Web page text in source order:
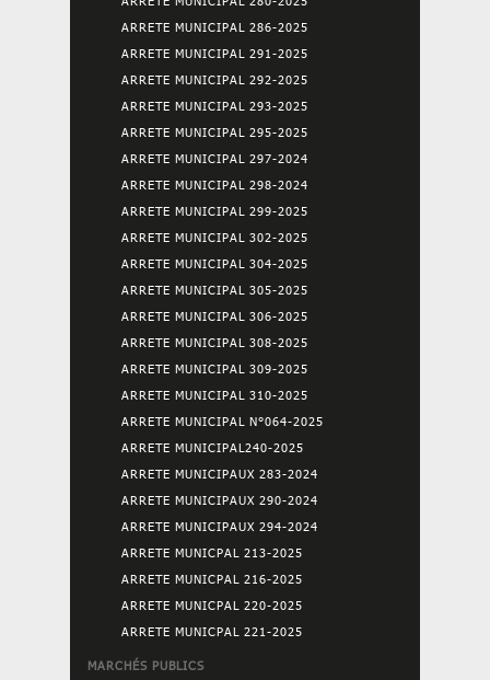
ARRETE MUNICIPAL 286-2025
ARRETE MUNICIPAL 291-2025
ARRETE MUNICIPAL 292-2025
ARRETE MUNICIPAL 293-2025
ARRETE MUNICIPAL 295-2025
ARRETE MUNICIPAL 297-2024
ARRETE MUNICIPAL 298-2024
ARRETE MUNICIPAL 299-2025
ARRETE MUNICIPAL 302-2025
ARRETE MUNICIPAL 304-2025
ARRETE MUNICIPAL 305-2025
ARRETE MUNICIPAL 306-2025
ARRETE MUNICIPAL 308-2025
ARRETE MUNICIPAL 309-2025
ARRETE MUNICIPAL 310-2025
ARRETE MUNICIPAL N°064-2025
ARRETE MUNICIPAL240-2025
ARRETE MUNICIPAUX 283-2024
ARRETE MUNICIPAUX 290-2024
ARRETE MUNICIPAUX 294-2024
ARRETE MUNICPAL 213-2025
ARRETE MUNICPAL 216-2025
ARRETE MUNICPAL 220-2025
ARRETE MUNICPAL 221-2025
MARCHÉS PUBLICS